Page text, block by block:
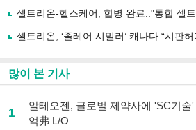
기
셀트리온-헬스케어, 합병 완료.."통합 셀
셀트리온, ‘졸레어 시밀러’ 캐나다 “시판
많이 본 기사
1
알테오젠, 글로벌 제약사에 'SC기술'
억弗 L/O